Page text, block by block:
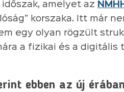
időszak, amelyet az
korszaka. Itt már
egy olyan rögzült
a fizikai és a
ebben az új